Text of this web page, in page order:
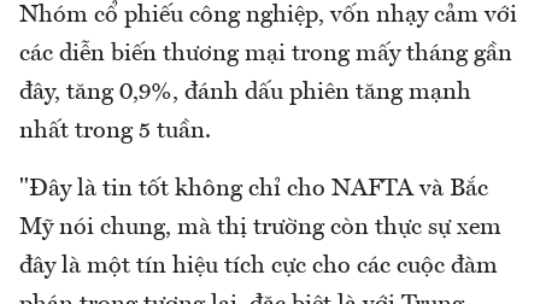
Nhóm cổ phiếu công nghiệp, vốn nhạy cảm với
các diễn biến thương mại trong mấy tháng gần
đây, tăng 0,9%, đánh dấu phiên tăng mạnh
nhất trong 5 tuần.
"Đây là tin tốt không chỉ cho NAFTA và Bắc
Mỹ nói chung, mà thị trường còn thực sự xem
đây là một tín hiệu tích cực cho các cuộc đàm